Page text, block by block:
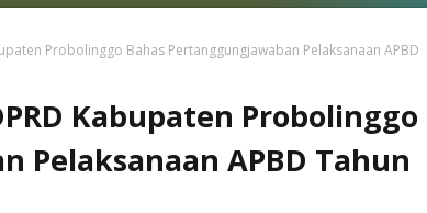
Probolinggo Bahas Pertanggungjawaban Pelaksanaan APBD
Kabupaten Probolinggo
Pelaksanaan APBD Tahun